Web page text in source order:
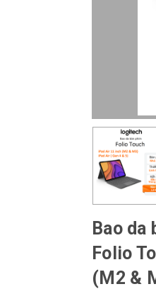
Bao
Folio
(M2 &